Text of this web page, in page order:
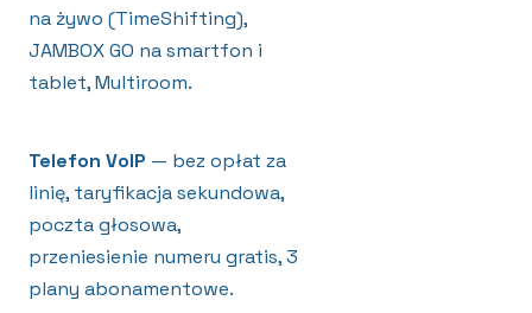
na żywo (TimeShifting),
JAMBOX GO na smartfon i
tablet, Multiroom.
Telefon VoIP — bez opłat za
linię, taryfikacja sekundowa,
poczta głosowa,
przeniesienie numeru gratis, 3
plany abonamentowe.